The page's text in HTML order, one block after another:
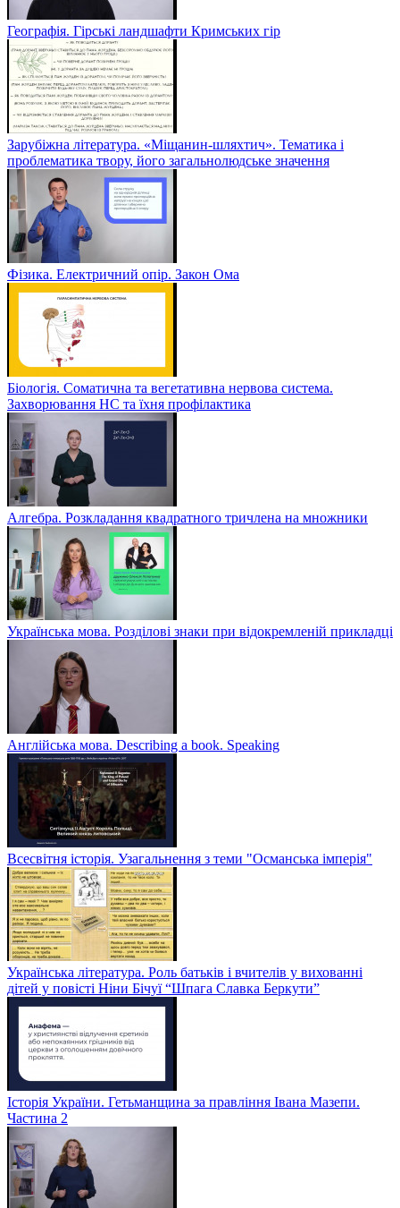
Географія. Гірські ландшафти Кримських гір
Зарубіжна література. «Міщанин-шляхтич». Тематика і
проблематика твору, його загальнолюдське значення
Фізика. Електричний опір. Закон Ома
Біологія. Соматична та вегетативна нервова система.
Захворювання НС та їхня профілактика
Алгебра. Розкладання квадратного тричлена на множники
Українська мова. Розділові знаки при відокремленій прикладці
Англійська мова. Describing a book. Speaking
Всесвітня історія. Узагальнення з теми "Османська імперія"
Українська література. Роль батьків і вчителів у вихованні
дітей у повісті Ніни Бічуї “Шпага Славка Беркути”
Історія України. Гетьманщина за правління Івана Мазепи.
Частина 2